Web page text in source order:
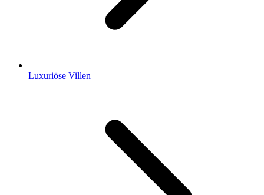
Luxuriöse Villen